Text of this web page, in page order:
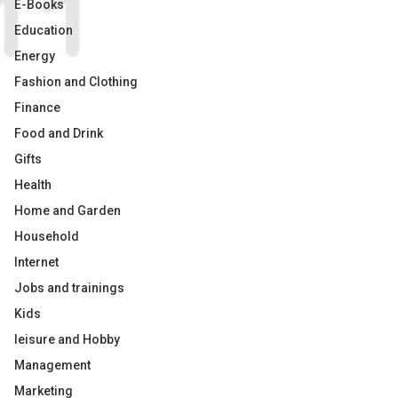
E-Books
Education
Energy
Fashion and Clothing
Finance
Food and Drink
Gifts
Health
Home and Garden
Household
Internet
Jobs and trainings
Kids
leisure and Hobby
Management
Marketing